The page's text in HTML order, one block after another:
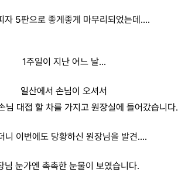
자 5판으로 좋게좋게 마무리되었는데....
1주일이 지난 어느 날...
일산에서 손님이 오셔서
님 대접 할 차를 가지고 원장실에 들어갔습니다.
니 이번에도 당황하신 원장님을 발견....
님 눈가엔 촉촉한 눈물이 보였습니다.